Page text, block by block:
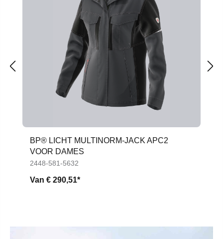
BP® LICHT MULTINORM-JACK APC2
VOOR DAMES
2448-581-5632
Van € 290,51*